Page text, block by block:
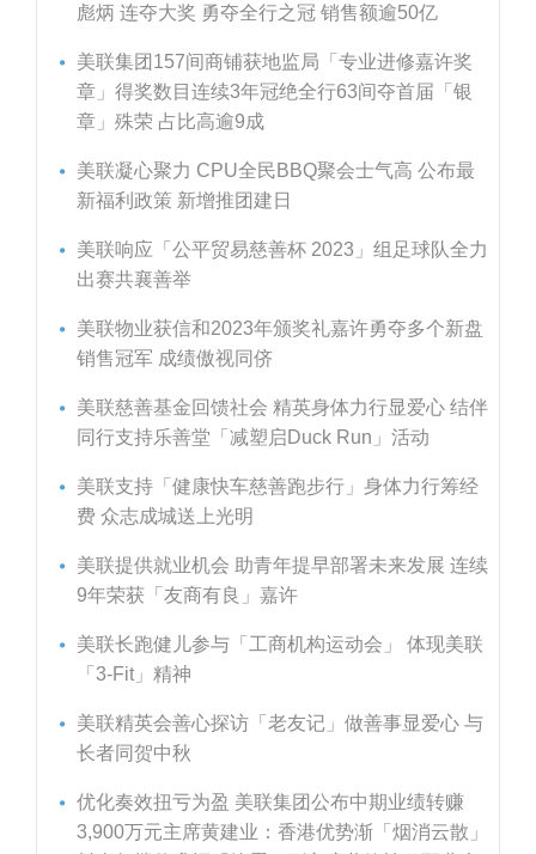
彪炳 连夺大奖 勇夺全行之冠 销售额逾50亿
美联集团157间商铺获地监局「专业进修嘉许奖
章」得奖数目连续3年冠绝全行63间夺首届「银
章」殊荣 占比高逾9成
美联凝心聚力 CPU全民BBQ聚会士气高 公布最
新福利政策 新增推团建日
美联响应「公平贸易慈善杯 2023」组足球队全力
出赛共襄善举
美联物业获信和2023年颁奖礼嘉许勇夺多个新盘
销售冠军 成绩傲视同侪
美联慈善基金回馈社会 精英身体力行显爱心 结伴
同行支持乐善堂「减塑启Duck Run」活动
美联支持「健康快车慈善跑步行」身体力行筹经
费 众志成城送上光明
美联提供就业机会 助青年提早部署未来发展 连续
9年荣获「友商有良」嘉许
美联长跑健儿参与「工商机构运动会」 体现美联
「3-Fit」精神
美联精英会善心探访「老友记」做善事显爱心 与
长者同贺中秋
优化奏效扭亏为盈 美联集团公布中期业绩转赚
3,900万元主席黄建业：香港优势渐「烟消云散」